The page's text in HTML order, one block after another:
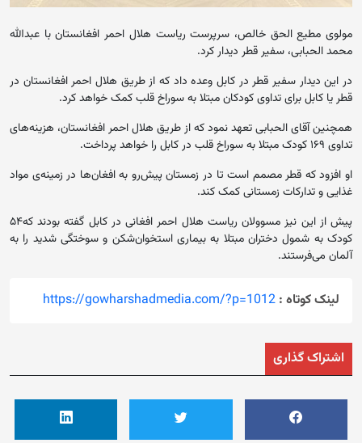
مولوی مطیع الحق خالص، سرپرست ریاست هلال احمر افغانستان با عبدالله
محمد الحبابی، سفیر قطر دیدار کرد.
در این دیدار سفیر قطر در کابل وعده داد که از طریق هلال احمر افغانستان در
قطر یا کابل برای تداوی کودکان مبتلا به سوراخ قلب کمک خواهد کرد.
همچنین آقای الحبابی تعهد نمود که از طریق هلال احمر افغانستان، هزینه‌های
تداوی ۱۶۹ کودک مبتلا به سوراخ قلب در کابل را خواهد پرداخت.
او افزود که قطر مصمم است تا در زمستان پیش‌رو به افغان‌ها در زمینه‌ی مواد
غذایی و تدارکات زمستانی کمک کند.
پیش از این نیز مسوولان ریاست هلال احمر افغانی در کابل گفته بودند که۵۴
کودک به شمول دختران مبتلا به بیماری استخوان‌شکن و سوختگی شدید را به
آلمان می‌فرستند.
لینک کوتاه : https://gowharshadmedia.com/?p=1012
اشتراک گذاری